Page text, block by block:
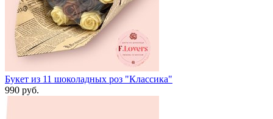
Букет из 11 шоколадных роз "Классика"
990 руб.